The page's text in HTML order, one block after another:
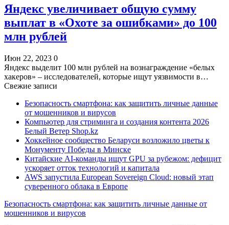
Яндекс увеличивает общую сумму
выплат в «Охоте за ошибками» до 100
млн рублей
Июн 22, 2023 0
Яндекс выделит 100 млн рублей на вознаграждение «белых
хакеров» – исследователей, которые ищут уязвимости в…
Свежие записи
Безопасность смартфона: как защитить личные данные
от мошенников и вирусов
Компьютер для стриминга и создания контента 2026
Белый Ветер Shop.kz
Хоккейное сообщество Беларуси возложило цветы к
Монументу Победы в Минске
Китайские AI-команды ищут GPU за рубежом: дефицит
ускоряет отток технологий и капитала
AWS запустила European Sovereign Cloud: новый этап
суверенного облака в Европе
Безопасность смартфона: как защитить личные данные от
мошенников и вирусов